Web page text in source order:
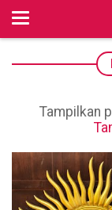
Tampilkan